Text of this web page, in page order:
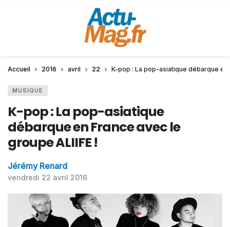
Accueil 2016 avril 22 K-pop : La pop-asiatique débarque en
MUSIQUE
K-pop : La pop-asiatique
débarque en France avec le
groupe ALIIFE !
Jérémy Renard
vendredi 22 avril 2016